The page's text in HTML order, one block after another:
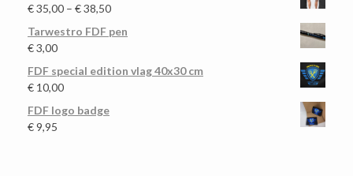
€35,00 – €38,50
Tarwestro FDF pen
€3,00
FDF special edition vlag 40x30 cm
€ 10,00
FDF logo badge
€9,95